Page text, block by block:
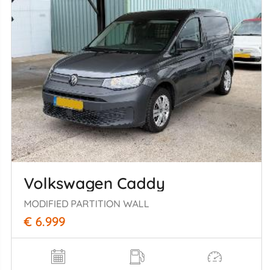
Volkswagen Caddy
MODIFIED PARTITION WALL
€ 6.999